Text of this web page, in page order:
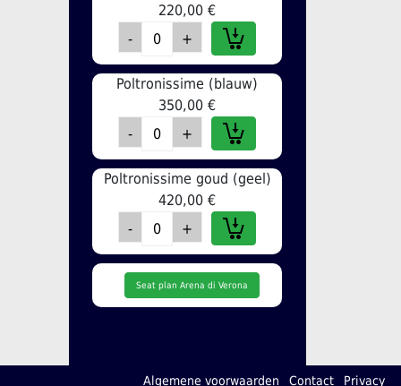
220,00 €
Poltronissime (blauw)
350,00 €
Poltronissime goud (geel)
420,00 €
Seat plan Arena di Verona
Algemene voorwaarden Contact Privacy